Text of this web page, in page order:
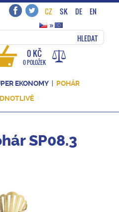
CZ SK DE
EN
»
HLEDAT
0 KČ
0 POLOŽEK
EKONOMY
POHÁR
SP08.3